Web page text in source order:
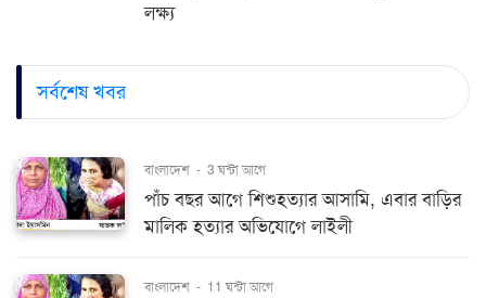
লক্ষ্য
সর্বশেষ খবর
বাংলাদেশ - 3 ঘন্টা আগে
পাঁচ বছর আগে শিশুহত্যার আসামি, এবার বাড়ির
মালিক হত্যার অভিযোগে লাইলী
বাংলাদেশ - 11 ঘন্টা আগে